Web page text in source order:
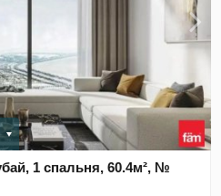
1 спальня, 60.4м², №